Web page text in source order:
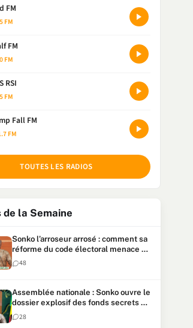
FM
FM
FM
FM
RSI
FM
Fall FM
FM
TOUTES LES RADIOS
de la Semaine
Sonko l’arroseur arrosé : comment sa
réforme du code électoral menace sa
candidature
48
Assemblée nationale : Sonko ouvre le
dossier explosif des fonds secrets et
du patrimoine présidentiel
28